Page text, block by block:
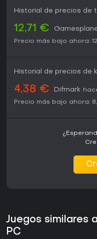
Historial de precios de
12,71 €
Precio más bajo ahora:
Historial de precios de
4,38 € Difmark
Precio más bajo ahora:
Juegos similares
PC